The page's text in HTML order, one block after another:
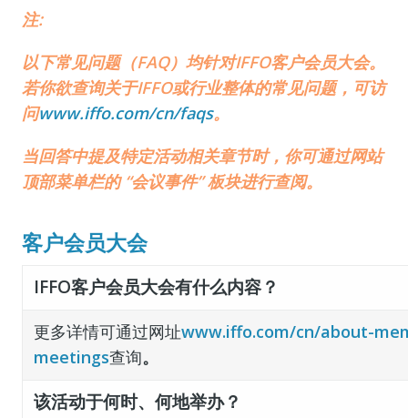
注:
以下常见问题（FAQ）均针对IFFO客户会员大会。
若你欲查询关于IFFO或行业整体的常见问题，可访
问www.iffo.com/cn/faqs。
当回答中提及特定活动相关章节时，你可通过网站
顶部菜单栏的 “会议事件” 板块进行查阅。
客户会员大会
IFFO客户会员大会有什么内容？
更多详情可通过网址www.iffo.com/cn/about-
meetings查询。
该活动于何时、何地举办？